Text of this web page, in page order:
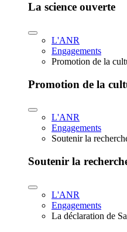
La science ouverte
L'ANR
Engagements
Promotion de la
Promotion de la
L'ANR
Engagements
Soutenir la
Soutenir la
L'ANR
Engagements
La déclaration de